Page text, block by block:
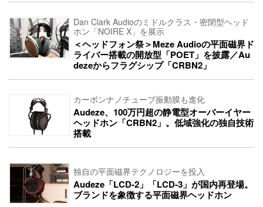
Dan Clark Audioのミドルクラス・密閉型ヘッド
ホン「NOIRE X」を展示
＜ヘッドフォン祭＞Meze Audioの平面磁界ド
ライバー搭載の開放型「POET」を披露／Au
dezeからフラグシップ「CRBN2」
カーボンナノチューブ振動膜も進化
Audeze、100万円超の静電型オーバーイヤー
ヘッドホン「CRBN2」。低域強化の独自技術
搭載
独自の平面磁界テクノロジーを投入
Audeze「LCD-2」「LCD-3」が国内再登場。
ブランドを象徴する平面磁界ヘッドホン